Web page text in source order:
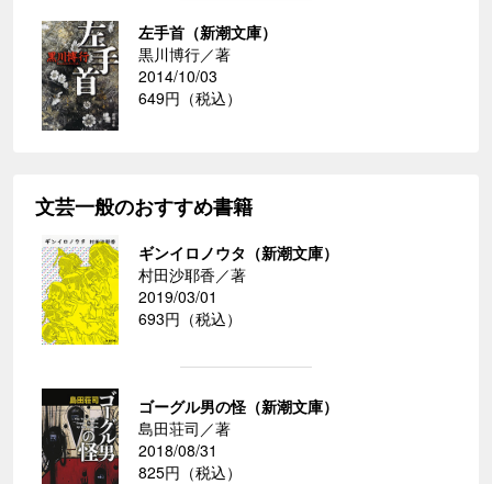
左手首（新潮文庫）
黒川博行／著
2014/10/03
649円（税込）
文芸一般のおすすめ書籍
ギンイロノウタ（新潮文庫）
村田沙耶香／著
2019/03/01
693円（税込）
ゴーグル男の怪（新潮文庫）
島田荘司／著
2018/08/31
825円（税込）